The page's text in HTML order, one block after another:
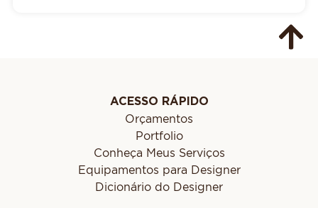
ACESSO RÁPIDO
Orçamentos
Portfolio
Conheça Meus Serviços
Equipamentos para Designer
Dicionário do Designer